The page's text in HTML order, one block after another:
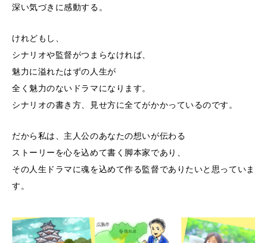
深い気づきに感動する。
けれどもし、
シナリオや監督がつまらなければ、
魅力に溢れたはずの人生が
全く魅力のないドラマになります。
シナリオの書き方、見せ方に全てがかかっているのです。
だから私は、主人公のあなたの想いが伝わる
ストーリーを心を込めて書く脚本家であり、
その人生ドラマに魂を込めて作る監督でありたいと思っていま
す。